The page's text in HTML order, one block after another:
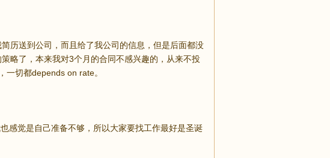
历送到公司，而且给了我公司的信息，但是后面都没
略了，本来我对3个月的合同不感兴趣的，从来不投
一切都depends on rate。
感觉是自己准备不够，所以大家要找工作最好是圣诞